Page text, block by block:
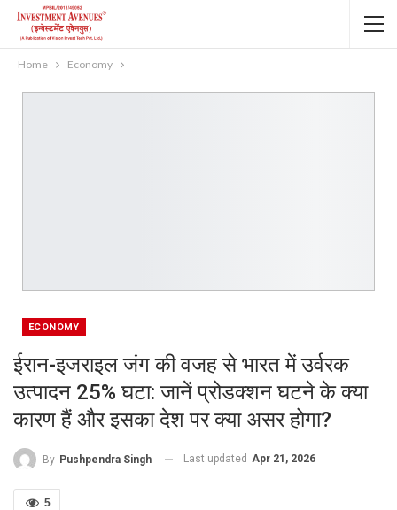
Home Economy
ECONOMY
ईरान-इजराइल जंग की वजह से भारत में उर्वरक
उत्पादन 25% घटा: जानें प्रोडक्शन घटने के क्या
कारण हैं और इसका देश पर क्या असर होगा?
By Pushpendra Singh Last updated Apr 21, 2026
5